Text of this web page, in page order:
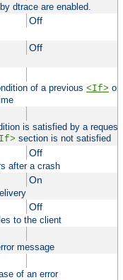
dtrace are enabled.
Off
Off
of a previous <If> or
is satisfied by a
section is not satisfied
Off
after a crash
On
Off
to the client
message
of an error